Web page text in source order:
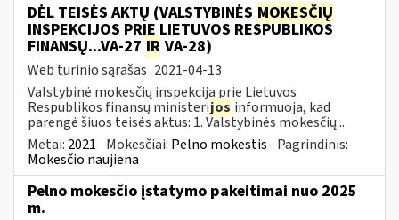
DĖL TEISĖS AKTŲ (VALSTYBINĖS MOKESČIŲ
INSPEKCIJOS PRIE LIETUVOS RESPUBLIKOS
FINANSŲ...VA-27 IR VA-28)
Web turinio sąrašas 2021-04-13
Valstybinė mokesčių inspekcija prie Lietuvos
Respublikos finansų ministerijos informuoja, kad
parengė šiuos teisės aktus: 1. Valstybinės mokesčių...
Metai: 2021 Mokesčiai: Pelno mokestis Pagrindinis:
Mokesčio naujiena
Pelno mokesčio įstatymo pakeitimai nuo 2025
m.